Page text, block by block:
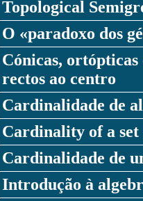
Topological
O «paradoxo dos
Cónicas, ortópticas
rectos ao centro
Cardinalidade de
Cardinality of a set
Cardinalidade de
Introdução à